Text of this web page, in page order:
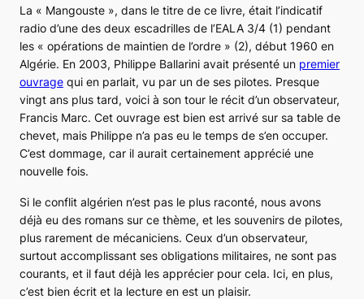
La « Mangouste », dans le titre de ce livre, était l’indicatif
radio d’une des deux escadrilles de l’EALA 3/4 (1) pendant
les « opérations de maintien de l’ordre » (2), début 1960 en
Algérie. En 2003, Philippe Ballarini avait présenté un premier
ouvrage qui en parlait, vu par un de ses pilotes. Presque
vingt ans plus tard, voici à son tour le récit d’un observateur,
Francis Marc. Cet ouvrage est bien est arrivé sur sa table de
chevet, mais Philippe n’a pas eu le temps de s’en occuper.
C’est dommage, car il aurait certainement apprécié une
nouvelle fois.
Si le conflit algérien n’est pas le plus raconté, nous avons
déjà eu des romans sur ce thème, et les souvenirs de pilotes,
plus rarement de mécaniciens. Ceux d’un observateur,
surtout accomplissant ses obligations militaires, ne sont pas
courants, et il faut déjà les apprécier pour cela. Ici, en plus,
c’est bien écrit et la lecture en est un plaisir.